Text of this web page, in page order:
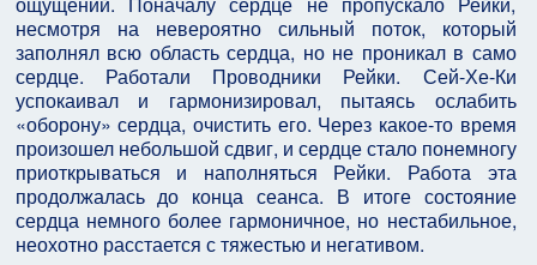
несмотря на невероятно сильный поток, который
заполнял всю область сердца, но не проникал в само
сердце. Работали Проводники Рейки. Сей-Хе-Ки
успокаивал и гармонизировал, пытаясь ослабить
«оборону» сердца, очистить его. Через какое-то время
произошел небольшой сдвиг, и сердце стало понемногу
приоткрываться и наполняться Рейки. Работа эта
продолжалась до конца сеанса. В итоге состояние
сердца немного более гармоничное, но нестабильное,
неохотно расстается с тяжестью и негативом.